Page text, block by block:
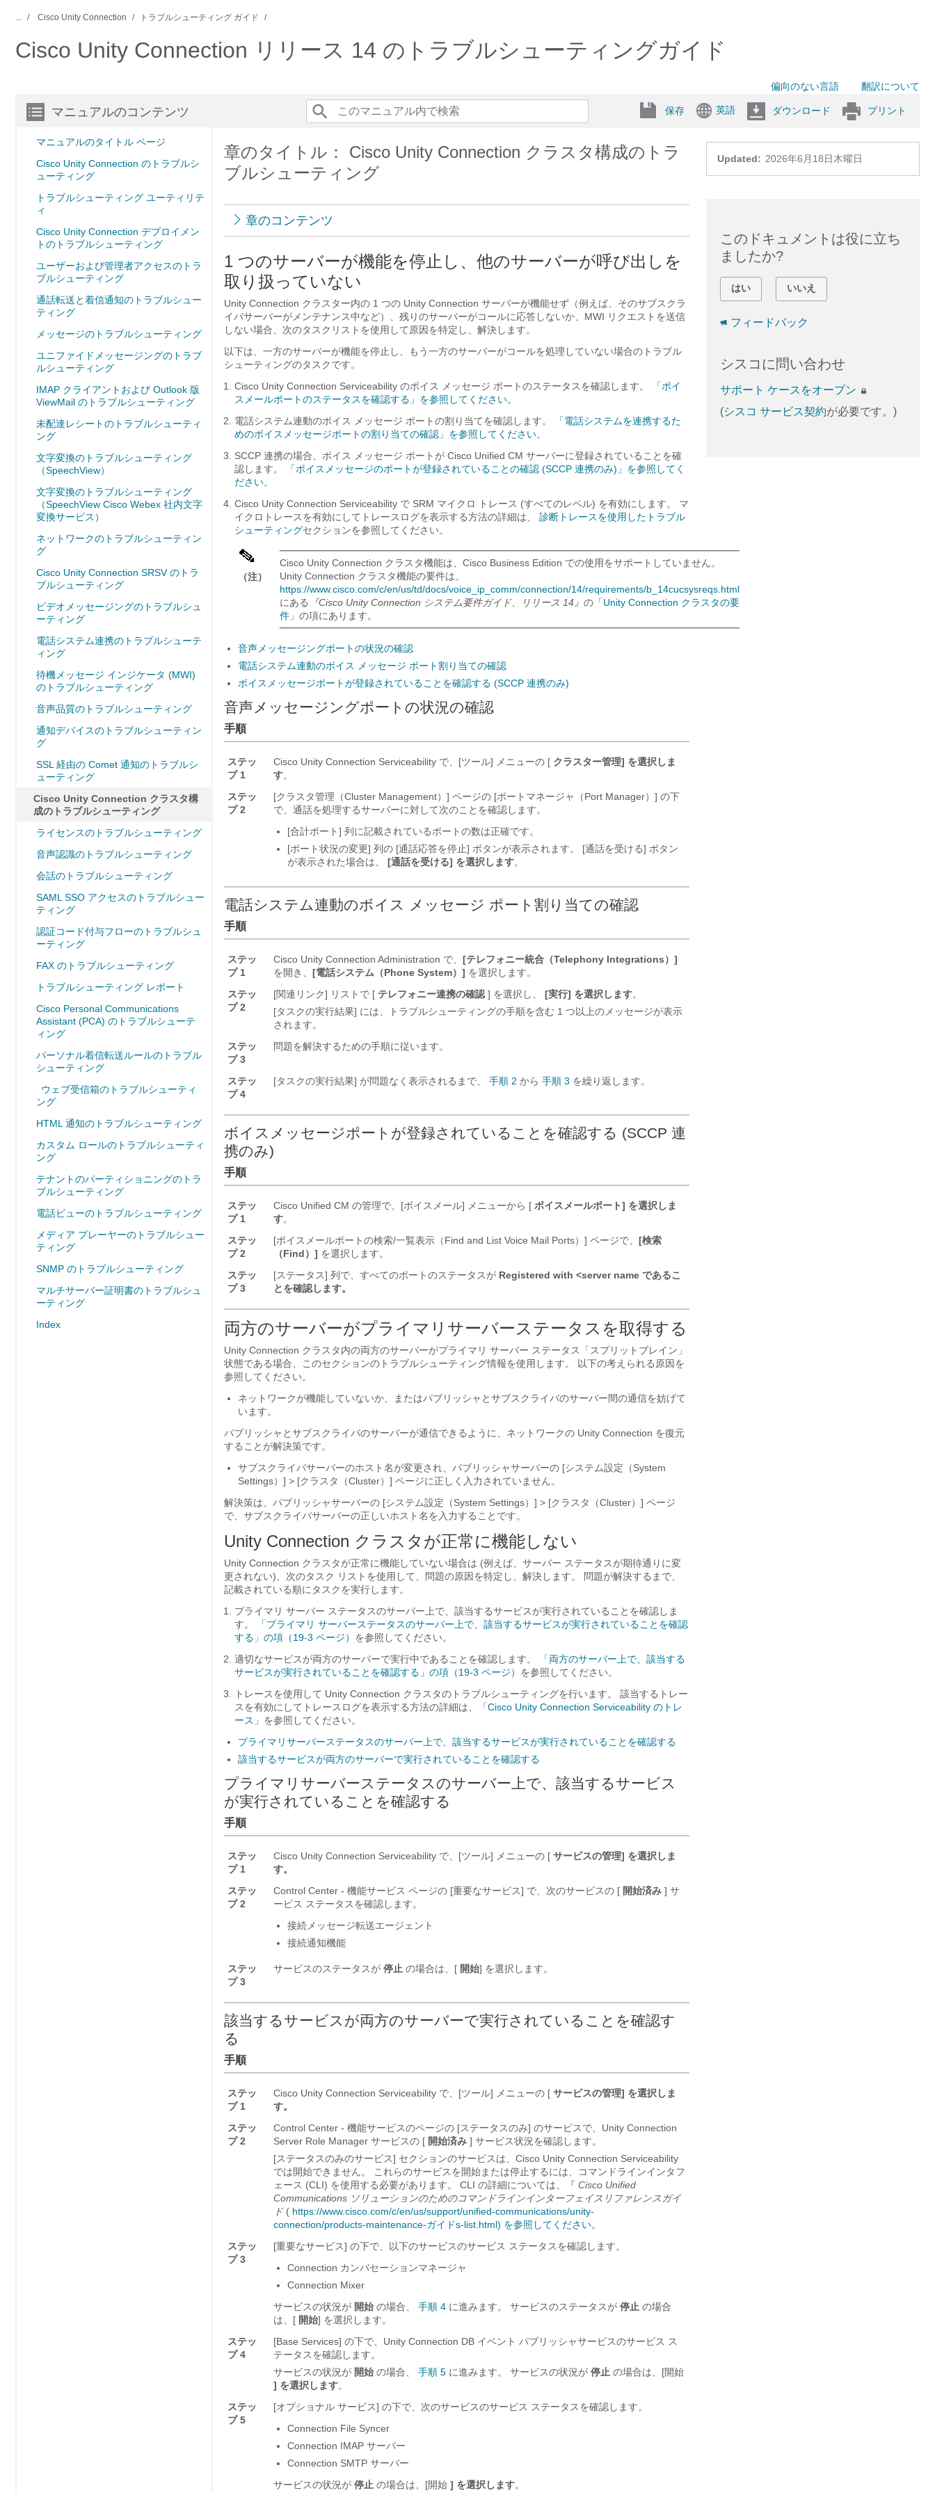
... Cisco Unity Connection トラブルシューティング ガイド
Cisco Unity Connection リリース 14 のトラブルシューティングガイド
偏向のない言語 翻訳について
マニュアルのコンテンツ
マニュアルのタイトル ページ
Cisco Unity Connection のトラブルシ
ューティング
トラブルシューティング ユーティリテ
ィ
Cisco Unity Connection デプロイメン
トのトラブルシューティング
ユーザーおよび管理者アクセスのトラ
ブルシューティング
通話転送と着信通知のトラブルシュー
ティング
メッセージのトラブルシューティング
ユニファイドメッセージングのトラブ
ルシューティング
IMAP クライアントおよび Outlook 版
ViewMail のトラブルシューティング
未配達レシートのトラブルシューティ
ング
文字変換のトラブルシューティング
（SpeechView）
文字変換のトラブルシューティング
（SpeechView Cisco Webex 社内文字
変換サービス）
ネットワークのトラブルシューティン
グ
Cisco Unity Connection SRSV のトラ
ブルシューティング
ビデオメッセージングのトラブルシュ
ーティング
電話システム連携のトラブルシューテ
ィング
待機メッセージ インジケータ (MWI)
のトラブルシューティング
音声品質のトラブルシューティング
通知デバイスのトラブルシューティン
グ
SSL 経由の Comet 通知のトラブルシ
ューティング
Cisco Unity Connection クラスタ構
成のトラブルシューティング
ライセンスのトラブルシューティング
音声認識のトラブルシューティング
会話のトラブルシューティング
SAML SSO アクセスのトラブルシュー
ティング
認証コード付与フローのトラブルシュ
ーティング
FAX のトラブルシューティング
トラブルシューティング レポート
Cisco Personal Communications
Assistant (PCA) のトラブルシューテ
ィング
パーソナル着信転送ルールのトラブル
シューティング
ウェブ受信箱のトラブルシューティ
ング
HTML 通知のトラブルシューティング
カスタム ロールのトラブルシューティ
ング
テナントのパーティショニングのトラ
ブルシューティング
電話ビューのトラブルシューティング
メディア プレーヤーのトラブルシュー
ティング
SNMP のトラブルシューティング
マルチサーバー証明書のトラブルシュ
ーティング
Index
保存 英語 ダウンロード プリント
Updated: 2026年6月18日木曜日
章のタイトル： Cisco Unity Connection クラスタ構成のトラ
ブルシューティング
章のコンテンツ
1 つのサーバーが機能を停止し、他のサーバーが呼び出しを
取り扱っていない
Unity Connection クラスター内の 1 つの Unity Connection サーバーが機能せず（例えば、そのサブスクラ
イバサーバーがメンテナンス中など）、残りのサーバーがコールに応答しないか、MWI リクエストを送信
しない場合、次のタスクリストを使用して原因を特定し、解決します。
以下は、一方のサーバーが機能を停止し、もう一方のサーバーがコールを処理していない場合のトラブル
シューティングのタスクです。
Cisco Unity Connection Serviceability のボイス メッセージ ポートのステータスを確認します。
「ボイ
スメールポートのステータスを確認する」を参照してください。
電話システム連動のボイス メッセージ ポートの割り当てを確認します。
「電話システムを連携するた
めのボイスメッセージポートの割り当ての確認」を参照してください。
SCCP 連携の場合、ボイス メッセージ ポートが Cisco Unified CM サーバーに登録されていることを確
認します。
「ボイスメッセージのポートが登録されていることの確認 (SCCP 連携のみ)」を参照してく
ださい。
Cisco Unity Connection Serviceability で SRM マイクロ トレース (すべてのレベル) を有効にします。 マ
イクロトレースを有効にしてトレースログを表示する方法の詳細は、 診断トレースを使用したトラブル
シューティングセクションを参照してください。
（注）
Cisco Unity Connection クラスタ機能は、Cisco Business Edition での使用をサポートしていません。
Unity Connection クラスタ機能の要件は、
https://www.cisco.com/c/en/us/td/docs/voice_ip_comm/connection/14/requirements/b_14cucsysreqs.html
にある
『Cisco Unity Connection システム要件ガイド、リリース 14』 の 「Unity Connection クラスタの要
件」 の項にあります。
音声メッセージングポートの状況の確認
電話システム連動のボイス メッセージ ポート割り当ての確認
ボイスメッセージポートが登録されていることを確認する (SCCP 連携のみ)
音声メッセージングポートの状況の確認
手順
ステッ
プ 1
Cisco Unity Connection Serviceability で、[ツール] メニューの [ クラスター管理] を選択しま
す。
ステッ
プ 2
[クラスタ管理（Cluster Management）] ページの [ポートマネージャ（Port Manager）] の下
で、通話を処理するサーバーに対して次のことを確認します。
[合計ポート] 列に記載されているポートの数は正確です。
[ポート状況の変更] 列の [通話応答を停止] ボタンが表示されます。 [通話を受ける] ボタン
が表示された場合は、 [通話を受ける] を選択します。
電話システム連動のボイス メッセージ ポート割り当ての確認
手順
ステッ
プ 1
Cisco Unity Connection Administration で、 [テレフォニー統合（Telephony Integrations）]
を開き、 [電話システム（Phone System）] を選択します。
ステッ
プ 2
[関連リンク] リストで [ テレフォニー連携の確認 ] を選択し、 [実行] を選択します。
[タスクの実行結果] には、トラブルシューティングの手順を含む 1 つ以上のメッセージが表示
されます。
ステッ
プ 3
問題を解決するための手順に従います。
ステッ
プ 4
[タスクの実行結果] が問題なく表示されるまで、 手順 2 から 手順 3 を繰り返します。
ボイスメッセージポートが登録されていることを確認する (SCCP 連
携のみ)
手順
ステッ
プ 1
Cisco Unified CM の管理で、[ボイスメール] メニューから [ ボイスメールポート] を選択しま
す。
ステッ
プ 2
[ボイスメールポートの検索/一覧表示（Find and List Voice Mail Ports）] ページで、 [検索
（Find）] を選択します。
ステッ
プ 3
[ステータス] 列で、すべてのポートのステータスが Registered with <server name であるこ
とを確認します。
両方のサーバーがプライマリサーバーステータスを取得する
Unity Connection クラスタ内の両方のサーバーがプライマリ サーバー ステータス「スプリットブレイン」
状態である場合、このセクションのトラブルシューティング情報を使用します。 以下の考えられる原因を
参照してください。
ネットワークが機能していないか、またはパブリッシャとサブスクライバのサーバー間の通信を妨げて
います。
パブリッシャとサブスクライバのサーバーが通信できるように、ネットワークの Unity Connection を復元
することが解決策です。
サブスクライバサーバーのホスト名が変更され、パブリッシャサーバーの [システム設定（System
Settings）] > [クラスタ（Cluster）] ページに正しく入力されていません。
解決策は、パブリッシャサーバーの [システム設定（System Settings）] > [クラスタ（Cluster）] ページ
で、サブスクライバサーバーの正しいホスト名を入力することです。
Unity Connection クラスタが正常に機能しない
Unity Connection クラスタが正常に機能していない場合は (例えば、サーバー ステータスが期待通りに変
更されない)、次のタスク リストを使用して、問題の原因を特定し、解決します。 問題が解決するまで、
記載されている順にタスクを実行します。
プライマリ サーバー ステータスのサーバー上で、該当するサービスが実行されていることを確認しま
す。
「プライマリ サーバーステータスのサーバー上で、該当するサービスが実行されていることを確認
する」の項（19-3 ページ） を参照してください。
適切なサービスが両方のサーバーで実行中であることを確認します。
「両方のサーバー上で、該当する
サービスが実行されていることを確認する」の項（19-3 ページ） を参照してください。
トレースを使用して Unity Connection クラスタのトラブルシューティングを行います。 該当するトレー
スを有効にしてトレースログを表示する方法の詳細は、「 Cisco Unity Connection Serviceability のトレ
ース 」を参照してください。
プライマリサーバーステータスのサーバー上で、該当するサービスが実行されていることを確認する
該当するサービスが両方のサーバーで実行されていることを確認する
プライマリサーバーステータスのサーバー上で、該当するサービス
が実行されていることを確認する
手順
ステッ
プ 1
Cisco Unity Connection Serviceability で、[ツール] メニューの [ サービスの管理] を選択しま
す。
ステッ
プ 2
Control Center - 機能サービス ページの [重要なサービス] で、次のサービスの [ 開始済み ] サ
ービス ステータスを確認します。
接続メッセージ転送エージェント
接続通知機能
ステッ
プ 3
サービスのステータスが 停止 の場合は、[ 開始] を選択します。
該当するサービスが両方のサーバーで実行されていることを確認す
る
手順
ステッ
プ 1
Cisco Unity Connection Serviceability で、[ツール] メニューの [ サービスの管理] を選択しま
す。
ステッ
プ 2
Control Center - 機能サービスのページの [ステータスのみ] のサービスで、Unity Connection
Server Role Manager サービスの [ 開始済み ] サービス状況を確認します。
[ステータスのみのサービス] セクションのサービスは、Cisco Unity Connection Serviceability
では開始できません。 これらのサービスを開始または停止するには、コマンドラインインタフ
ェース (CLI) を使用する必要があります。 CLI の詳細については、『 Cisco Unified
Communications ソリューションのためのコマンドラインインターフェイスリファレンスガイ
ド( https://www.cisco.com/c/en/us/support/unified-communications/unity-
connection/products-maintenance-ガイドs-list.html) を参照してください。
ステッ
プ 3
[重要なサービス] の下で、以下のサービスのサービス ステータスを確認します。
Connection カンバセーションマネージャ
Connection Mixer
サービスの状況が 開始 の場合、 手順 4 に進みます。 サービスのステータスが 停止 の場合
は、[ 開始] を選択します。
ステッ
プ 4
[Base Services] の下で、Unity Connection DB イベント パブリッシャサービスのサービス ス
テータスを確認します。
サービスの状況が 開始 の場合、 手順 5 に進みます。 サービスの状況が 停止 の場合は、[開始
] を選択します。
ステッ
プ 5
[オプショナル サービス] の下で、次のサービスのサービス ステータスを確認します。
Connection File Syncer
Connection IMAP サーバー
Connection SMTP サーバー
サービスの状況が 停止 の場合は、[開始 ] を選択します。
このドキュメントは役に立ち
ましたか?
はい いいえ
フィードバック
シスコに問い合わせ
サポート ケースをオープン
(シスコ サービス契約が必要です。)